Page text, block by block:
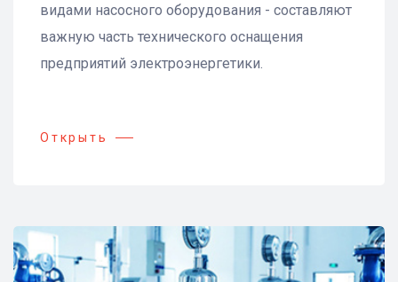
видами насосного оборудования - составляют
важную часть технического оснащения
предприятий электроэнергетики.
Открыть